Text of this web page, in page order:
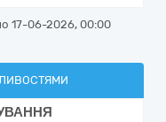
17-06-2026, 00:00